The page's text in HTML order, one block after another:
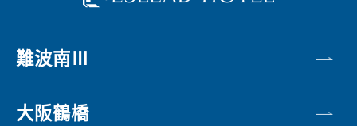
難波南Ⅲ
大阪鶴橋